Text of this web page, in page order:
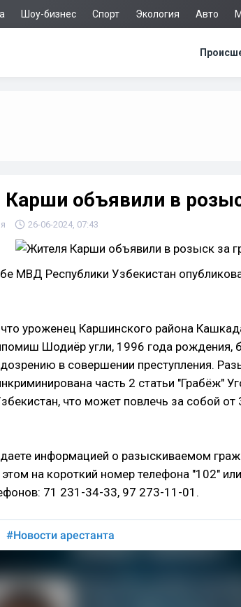
Шоу-бизнес Спорт Экология Авто
объявили в
26-06-2024, 07:43
МВД Республики Узбекистан
уроженец Каршинского района
Шодиёр угли, 1996 года рождения,
в совершении преступления.
часть 2 статьи "Грабёж"
что может повлечь за собой
информацией о разыскиваемом
на короткий номер телефона "102"
71 231-34-33, 97 273-11-01.